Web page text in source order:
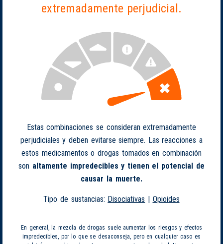
extremadamente perjudicial.
Estas combinaciones se consideran extremadamente
perjudiciales y deben evitarse siempre. Las reacciones a
estos medicamentos o drogas tomados en combinación
son altamente impredecibles y tienen el potencial de
causar la muerte.
Tipo de sustancias: Disociativas | Opioides
En general, la mezcla de drogas suele aumentar los riesgos y efectos
impredecibles, por lo que se desaconseja, pero en cualquier caso es